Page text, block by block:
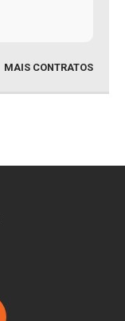
MAIS CONTRATOS